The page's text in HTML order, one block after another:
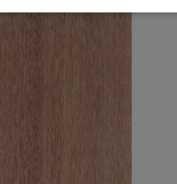
Targeting Funktionalität
der Website wie die
kann die Website nicht ordnungsgemäß
Ablaufdatum
Dieser
verwendet,
Menschen
die Website